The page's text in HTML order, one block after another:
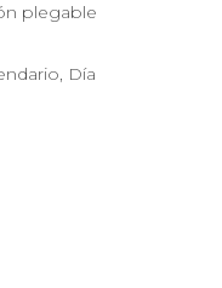
plegable
Día